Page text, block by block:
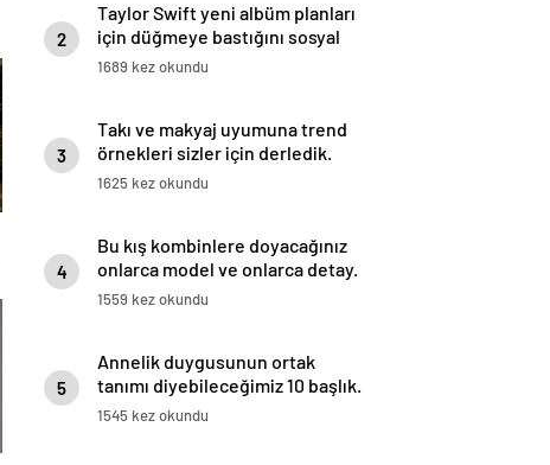
2
Taylor Swift yeni albüm planları
için düğmeye bastığını sosyal
medyadan duyurdu!
1689 kez okundu
3
Takı ve makyaj uyumuna trend
örnekleri sizler için derledik.
1625 kez okundu
4
Bu kış kombinlere doyacağınız
onlarca model ve onlarca detay.
1559 kez okundu
5
Annelik duygusunun ortak
tanımı diyebileceğimiz 10 başlık.
1545 kez okundu